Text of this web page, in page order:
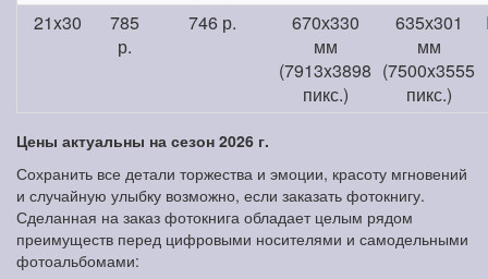
21x30
785
р.
746 р.
670х330
мм
(7913x3898
пикс.)
635х301
мм
(7500x3555
пикс.)
Цены актуальны на сезон 2026 г.
Сохранить все детали торжества и эмоции, красоту мгновений
и случайную улыбку возможно, если заказать фотокнигу.
Сделанная на заказ фотокнига обладает целым рядом
преимуществ перед цифровыми носителями и самодельными
фотоальбомами: